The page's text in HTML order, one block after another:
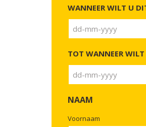
WANNEER WILT U
DD
MM
dash
TOT WANNEER
DD
MM
JJJJ
NAAM
Voornaam